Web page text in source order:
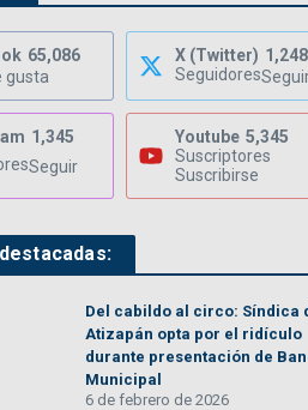
65,086
gusta
X (Twitter) 1,248
Seguidores
1,345
Seguir
Youtube 5,345
Suscriptores
Suscribirse
Del cabildo al circo: Síndica
Atizapán opta por el ridículo
durante presentación de
Municipal
6 de febrero de 2026